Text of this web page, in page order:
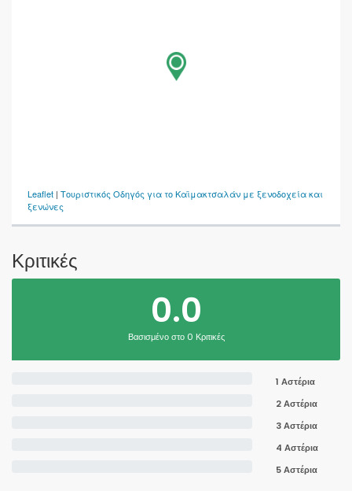
Leaflet | Τουριστικός Οδηγός για το Καϊμακτσαλάν με ξενοδοχεία και
ξενώνες
Κριτικές
0.0
Βασισμένο στο 0 Κριτικές
1 Αστέρια
2 Αστέρια
3 Αστέρια
4 Αστέρια
5 Αστέρια